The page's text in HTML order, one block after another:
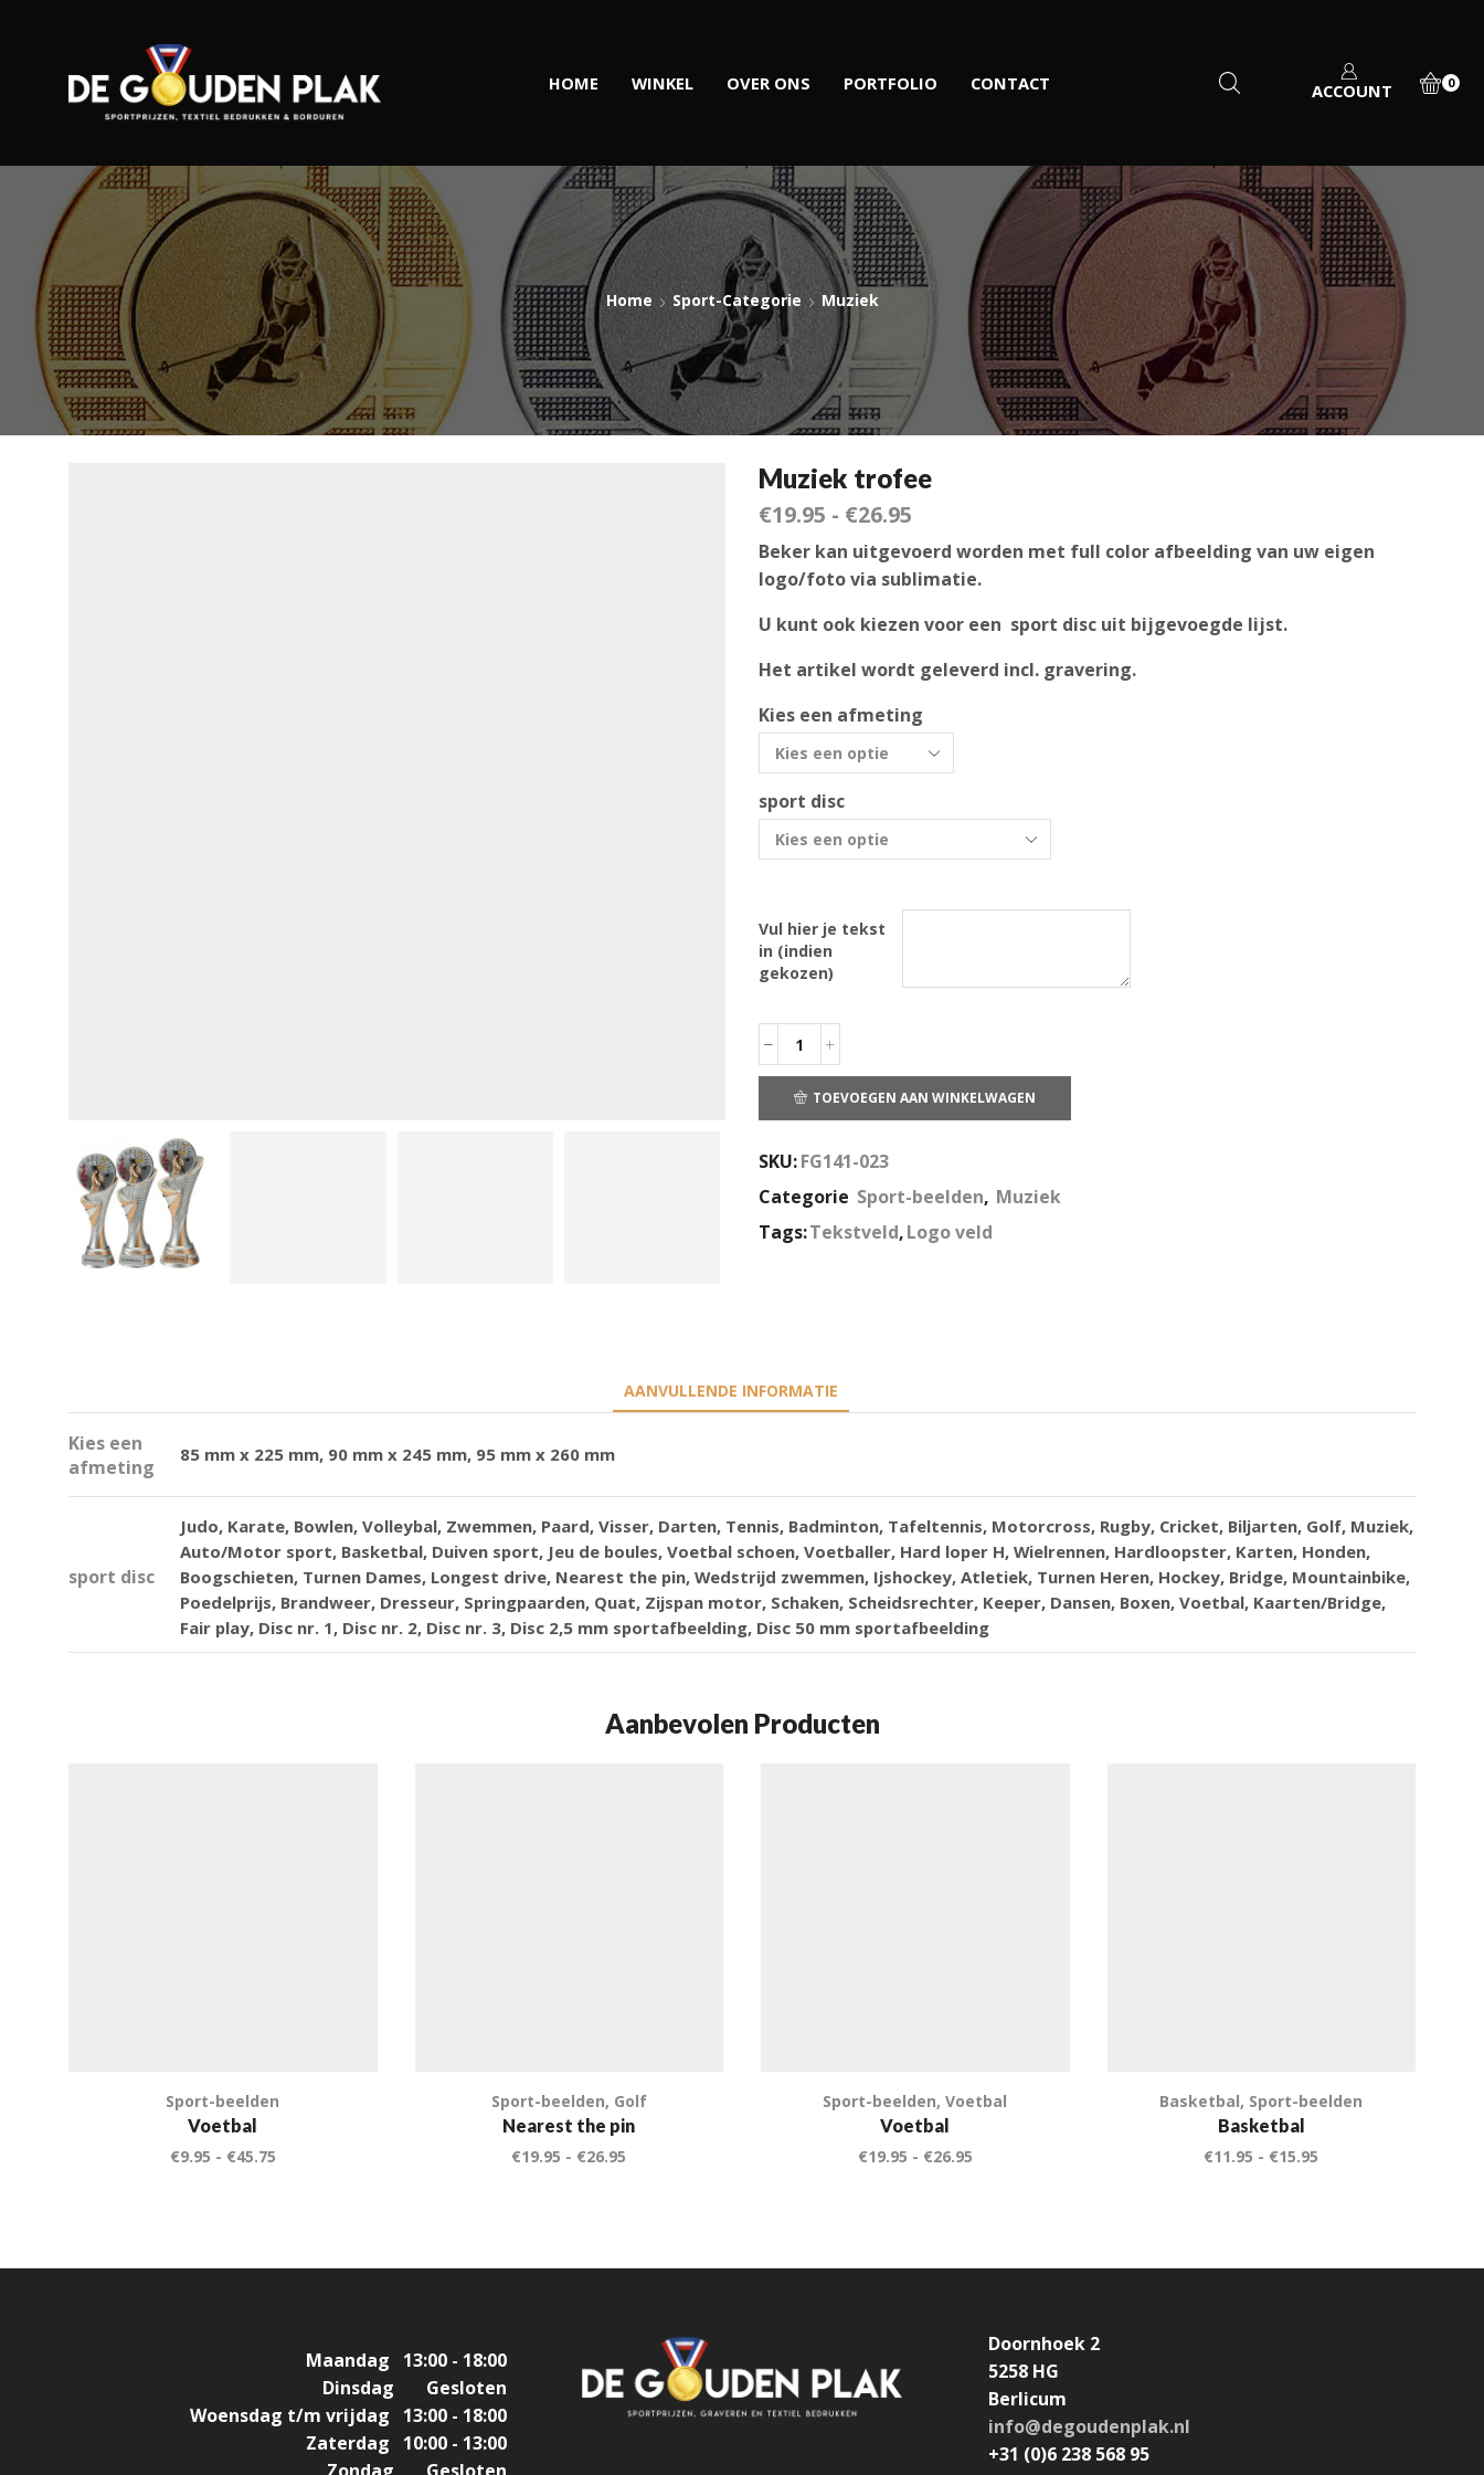
HOME WINKEL OVER ONS PORTFOLIO CONTACT ACCOUNT 0
Home Sport-Categorie Muziek
Muziek trofee
€19.95 - €26.95
Beker kan uitgevoerd worden met full color afbeelding van uw eigen
logo/foto via sublimatie.
U kunt ook kiezen voor een sport disc uit bijgevoegde lijst.
Het artikel wordt geleverd incl. gravering.
Kies een afmeting
sport disc
Vul hier je tekst
in (indien
gekozen)
TOEVOEGEN AAN WINKELWAGEN
SKU:FG141-023
Categorie Sport-beelden, Muziek
Tags:Tekstveld,Logo veld
AANVULLENDE INFORMATIE
Kies een
afmeting
85 mm x 225 mm, 90 mm x 245 mm, 95 mm x 260 mm
sport disc
Judo, Karate, Bowlen, Volleybal, Zwemmen, Paard, Visser, Darten, Tennis, Badminton, Tafeltennis, Motorcross, Rugby, Cricket, Biljarten, Golf, Muziek,
Auto/Motor sport, Basketbal, Duiven sport, Jeu de boules, Voetbal schoen, Voetballer, Hard loper H, Wielrennen, Hardloopster, Karten, Honden,
Boogschieten, Turnen Dames, Longest drive, Nearest the pin, Wedstrijd zwemmen, Ijshockey, Atletiek, Turnen Heren, Hockey, Bridge, Mountainbike,
Poedelprijs, Brandweer, Dresseur, Springpaarden, Quat, Zijspan motor, Schaken, Scheidsrechter, Keeper, Dansen, Boxen, Voetbal, Kaarten/Bridge,
Fair play, Disc nr. 1, Disc nr. 2, Disc nr. 3, Disc 2,5 mm sportafbeelding, Disc 50 mm sportafbeelding
Aanbevolen Producten
Sport-beelden
Voetbal
€9.95 - €45.75
Sport-beelden, Golf
Nearest the pin
€19.95 - €26.95
Sport-beelden,Voetbal
Voetbal
€19.95 - €26.95
Basketbal, Sport-beelden
Basketbal
€11.95 - €15.95
Maandag
13:00 - 18:00
Dinsdag
Gesloten
Woensdag t/m vrijdag
13:00 - 18:00
Zaterdag
10:00 - 13:00
Doornhoek 2
5258 HG
Berlicum
info@degoudenplak.nl
+31 (0)6 238 568 95